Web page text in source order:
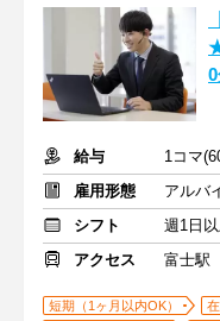
給与
1コマ
雇用形態
アルバ
シフト
週1日
アクセス
富士駅
短期（1ヶ月以内OK）